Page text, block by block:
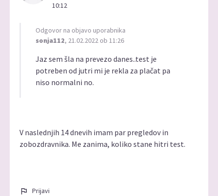
10:12
Odgovor na objavo uporabnika
sonja112, 21.02.2022 ob 11:26
Jaz sem šla na prevezo danes..test je
potreben od jutri mi je rekla za plačat pa
niso normalni no.
V naslednjih 14 dnevih imam par pregledov in
zobozdravnika. Me zanima, koliko stane hitri test.
Prijavi